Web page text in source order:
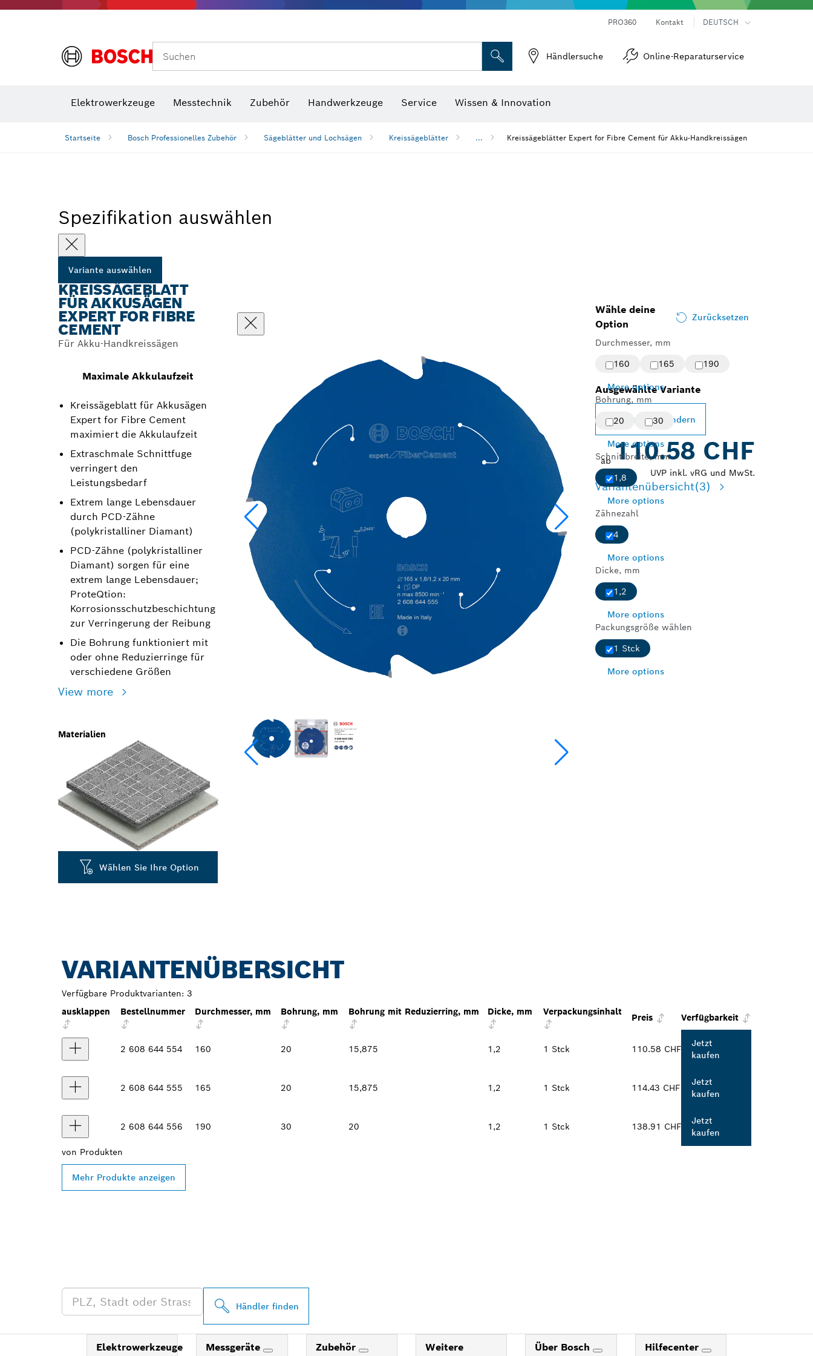
PRO360 Kontakt DEUTSCH
Suchen Händlersuche Online-Reparaturservice
Elektrowerkzeuge Messtechnik Zubehör Handwerkzeuge Service Wissen & Innovation
Startseite Bosch Professionelles Zubehör Sägeblätter und Lochsägen Kreissägeblätter ... Kreissägeblätter Expert for Fibre Cement für Akku-Handkreissägen
Spezifikation auswählen
Variante auswählen
KREISSÄGEBLATT
FÜR AKKUSÄGEN
EXPERT FOR FIBRE
CEMENT
Für Akku-Handkreissägen
Maximale Akkulaufzeit
Kreissägeblatt für Akkusägen
Expert for Fibre Cement
maximiert die Akkulaufzeit
Extraschmale Schnittfuge
verringert den
Leistungsbedarf
Extrem lange Lebensdauer
durch PCD-Zähne
(polykristalliner Diamant)
PCD-Zähne (polykristalliner
Diamant) sorgen für eine
extrem lange Lebensdauer;
ProteQtion:
Korrosionsschutzbeschichtung
zur Verringerung der Reibung
Die Bohrung funktioniert mit
oder ohne Reduzierringe für
verschiedene Größen
View more
Materialien
Wählen Sie Ihre Option
Wähle deine
Option
Zurücksetzen
Durchmesser, mm
160
165 190
More options
Bohrung, mm
20
30
More options
Schnittbreite, mm
1,8
More options
Zähnezahl
4
More options
Dicke, mm
1,2
More options
Packungsgröße wählen
1 Stck
More options
Ausgewählte Variante
Variante ändern
ab110.58 CHF
UVP inkl. vRG und MwSt.
Variantenübersicht(3)
VARIANTENÜBERSICHT
Verfügbare Produktvarianten: 3
ausklappen
Bestellnummer Durchmesser, mm Bohrung, mm Bohrung mit Reduzierring, mm Dicke, mm Verpackungsinhalt
Preis Verfügbarkeit
2 608 644 554 160 20 15,875 1,2 1 Stck 110.58 CHF
Jetzt
kaufen
2 608 644 555 165 20 15,875 1,2 1 Stck 114.43 CHF
Jetzt
kaufen
2 608 644 556 190 30 20 1,2 1 Stck 138.91 CHF
Jetzt
kaufen
von Produkten
Mehr Produkte anzeigen
Händler finden
Elektrowerkzeuge Messgeräte Zubehör
Weitere
Über Bosch Hilfecenter